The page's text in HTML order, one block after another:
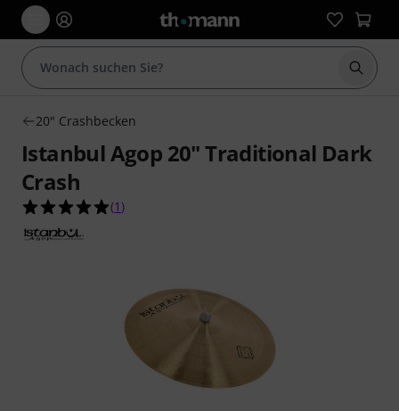
Suche
20" Crashbecken
Istanbul Agop 20" Traditional Dark
Crash
5.0 von 5 Sternen aus 1 Kundenbewertungen
(1 )